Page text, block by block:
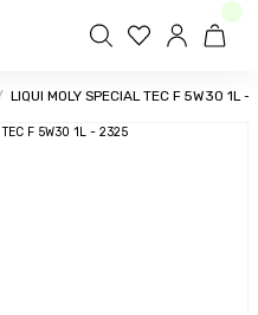
LIQUI MOLY SPECIAL TEC F 5W30 1L